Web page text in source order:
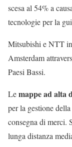
scesa al 54% a
tecnologie per la
Mitsubishi e NTT
Amsterdam
Paesi Bassi.
Lemappe ad alta
per la gestione
consegna di merci.
lunga distanza